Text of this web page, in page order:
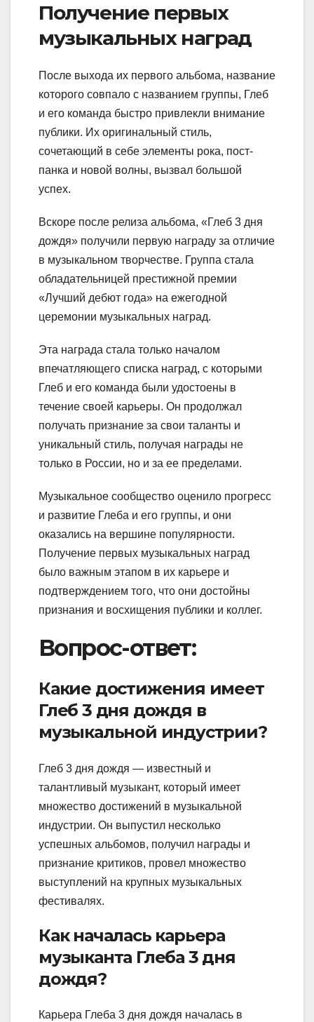
Получение первых
музыкальных наград
После выхода их первого альбома, название
которого совпало с названием группы, Глеб
и его команда быстро привлекли внимание
публики. Их оригинальный стиль,
сочетающий в себе элементы рока, пост-
панка и новой волны, вызвал большой
успех.
Вскоре после релиза альбома, «Глеб 3 дня
дождя» получили первую награду за отличие
в музыкальном творчестве. Группа стала
обладательницей престижной премии
«Лучший дебют года» на ежегодной
церемонии музыкальных наград.
Эта награда стала только началом
впечатляющего списка наград, с которыми
Глеб и его команда были удостоены в
течение своей карьеры. Он продолжал
получать признание за свои таланты и
уникальный стиль, получая награды не
только в России, но и за ее пределами.
Музыкальное сообщество оценило прогресс
и развитие Глеба и его группы, и они
оказались на вершине популярности.
Получение первых музыкальных наград
было важным этапом в их карьере и
подтверждением того, что они достойны
признания и восхищения публики и коллег.
Вопрос-ответ:
Какие достижения имеет
Глеб 3 дня дождя в
музыкальной индустрии?
Глеб 3 дня дождя — известный и
талантливый музыкант, который имеет
множество достижений в музыкальной
индустрии. Он выпустил несколько
успешных альбомов, получил награды и
признание критиков, провел множество
выступлений на крупных музыкальных
фестивалях.
Как началась карьера
музыканта Глеба 3 дня
дождя?
Карьера Глеба 3 дня дождя началась в